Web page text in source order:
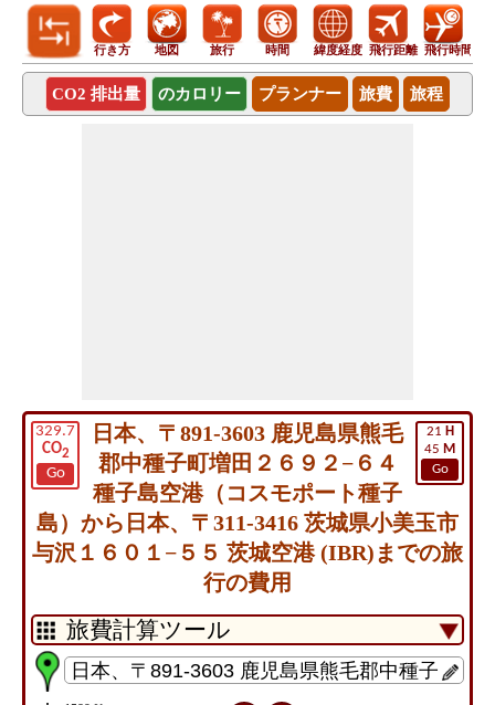
行き方 地図 旅行 時間 緯度経度 飛行距離 飛行時間
CO2 排出量 のカロリー プランナー 旅費 旅程
329.7
CO2
Go
21 H
45 M
Go
日本、〒891-3603 鹿児島県熊毛
郡中種子町増田２６９２−６４
種子島空港（コスモポート種子
島）から日本、〒311-3416 茨城県小美玉市
与沢１６０１−５５ 茨城空港 (IBR)までの旅
行の費用